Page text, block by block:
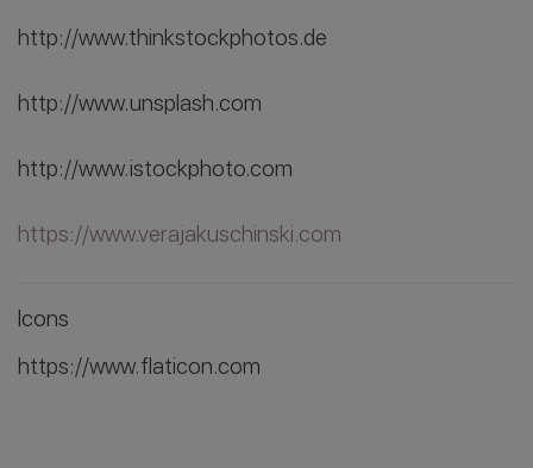
http://www.thinkstockphotos.de
http://www.unsplash.com
http://www.istockphoto.com
https://www.verajakuschinski.com
Icons
https://www.flaticon.com